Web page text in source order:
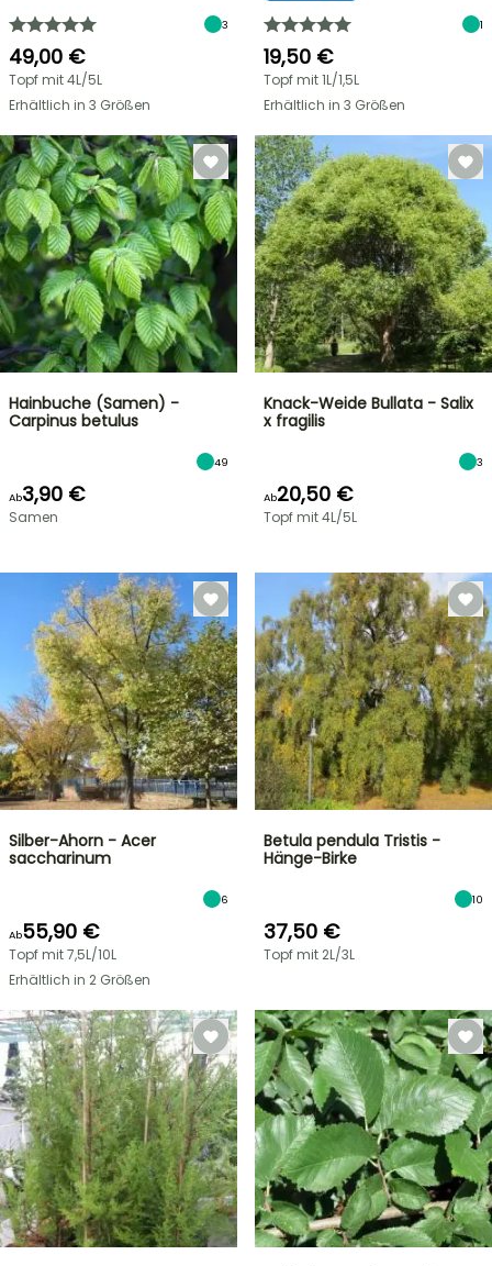
3
49,00 €
Topf mit 4L/5L
Erhältlich in 3 Größen
1
19,50 €
Topf mit 1L/1,5L
Erhältlich in 3 Größen
Hainbuche (Samen) -
Carpinus betulus
49
Ab3,90 €
Samen
Knack-Weide Bullata - Salix
x fragilis
3
Ab20,50 €
Topf mit 4L/5L
Silber-Ahorn - Acer
saccharinum
6
Ab55,90 €
Topf mit 7,5L/10L
Erhältlich in 2 Größen
Betula pendula Tristis -
Hänge-Birke
10
37,50 €
Topf mit 2L/3L